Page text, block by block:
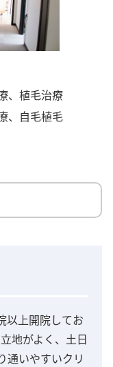
、植毛治療
、自毛植毛
以上開院してお
地がよく、土日
通いやすいクリ